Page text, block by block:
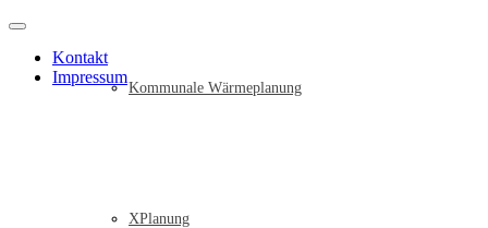
Kommunale Wärmeplanung
XPlanung
Kontakt
Impressum